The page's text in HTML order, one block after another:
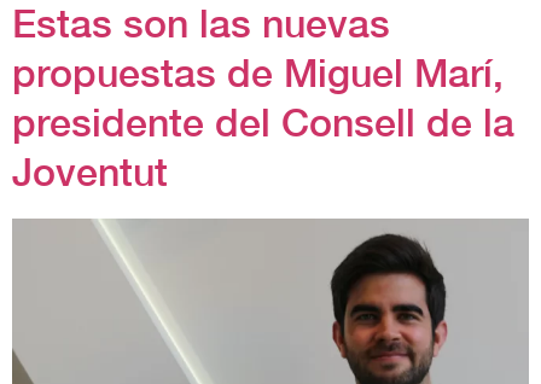
Estas son las nuevas
propuestas de Miguel Marí,
presidente del Consell de la
Joventut